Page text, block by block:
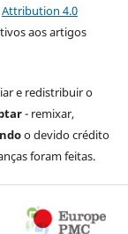
Attribution 4.0
aos artigos
e redistribuir o
- remixar,
o devido crédito
foram feitas.